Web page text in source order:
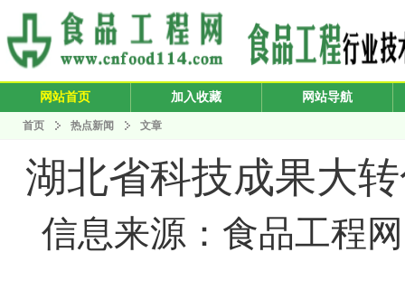
网站首页 加入收藏 网站导航
首页 热点新闻 文章
湖北省科技成果大
信息来源：食品工程